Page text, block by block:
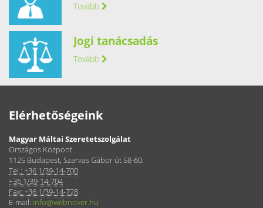
Tovább
Jogi tanácsadás
Tovább
Elérhetőségeink
Magyar Máltai Szeretetszolgálat
Országos Központ
1125 Budapest, Szarvas Gábor út 58-60.
Tel.: +36 1/39-14-700
+36 1/39-14-704
Fax: +36 1/39-14-728
E-mail: info@webnover.hu